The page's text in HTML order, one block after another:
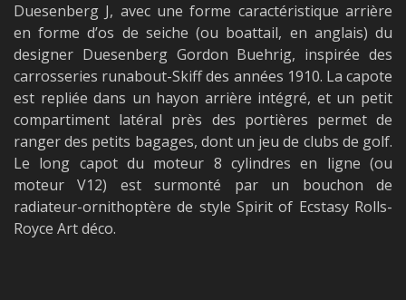
Duesenberg J, avec une forme caractéristique arrière
en forme d’os de seiche (ou boattail, en anglais) du
designer Duesenberg Gordon Buehrig, inspirée des
carrosseries runabout-Skiff des années 1910. La capote
est repliée dans un hayon arrière intégré, et un petit
compartiment latéral près des portières permet de
ranger des petits bagages, dont un jeu de clubs de golf.
Le long capot du moteur 8 cylindres en ligne (ou
moteur V12) est surmonté par un bouchon de
radiateur-ornithoptère de style Spirit of Ecstasy Rolls-
Royce Art déco.